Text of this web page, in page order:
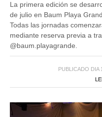
La primera edición se
de julio en Baum Playa
Todas las jornadas
mediante reserva previa a
@baum.playagrande.
PUBLICADO DIA